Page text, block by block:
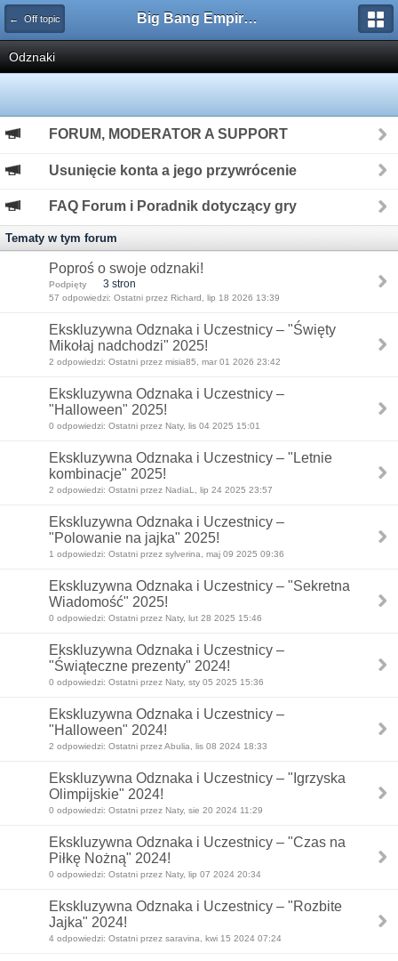
← Off topic Big Bang Empire - Forum
Odznaki
FORUM, MODERATOR A SUPPORT
Usunięcie konta a jego przywrócenie
FAQ Forum i Poradnik dotyczący gry
Tematy w tym forum
Poproś o swoje odznaki!
Podpięty 3 stron
57 odpowiedzi: Ostatni przez Richard, lip 18 2026 13:39
Ekskluzywna Odznaka i Uczestnicy – "Święty
Mikołaj nadchodzi" 2025!
2 odpowiedzi: Ostatni przez misia85, mar 01 2026 23:42
Ekskluzywna Odznaka i Uczestnicy –
"Halloween" 2025!
0 odpowiedzi: Ostatni przez Naty, lis 04 2025 15:01
Ekskluzywna Odznaka i Uczestnicy – "Letnie
kombinacje" 2025!
2 odpowiedzi: Ostatni przez NadiaL, lip 24 2025 23:57
Ekskluzywna Odznaka i Uczestnicy –
"Polowanie na jajka" 2025!
1 odpowiedzi: Ostatni przez sylverina, maj 09 2025 09:36
Ekskluzywna Odznaka i Uczestnicy – "Sekretna
Wiadomość" 2025!
0 odpowiedzi: Ostatni przez Naty, lut 28 2025 15:46
Ekskluzywna Odznaka i Uczestnicy –
"Świąteczne prezenty" 2024!
0 odpowiedzi: Ostatni przez Naty, sty 05 2025 15:36
Ekskluzywna Odznaka i Uczestnicy –
"Halloween" 2024!
2 odpowiedzi: Ostatni przez Abulia, lis 08 2024 18:33
Ekskluzywna Odznaka i Uczestnicy – "Igrzyska
Olimpijskie" 2024!
0 odpowiedzi: Ostatni przez Naty, sie 20 2024 11:29
Ekskluzywna Odznaka i Uczestnicy – "Czas na
Piłkę Nożną" 2024!
0 odpowiedzi: Ostatni przez Naty, lip 07 2024 20:34
Ekskluzywna Odznaka i Uczestnicy – "Rozbite
Jajka" 2024!
4 odpowiedzi: Ostatni przez saravina, kwi 15 2024 07:24